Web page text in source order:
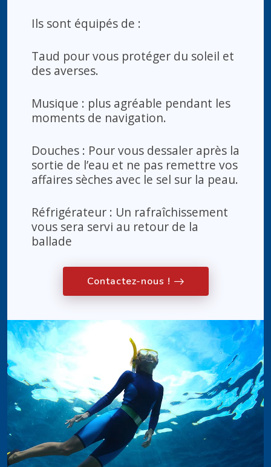
Ils sont équipés de :
Taud pour vous protéger du soleil et
des averses.
Musique : plus agréable pendant les
moments de navigation.
Douches : Pour vous dessaler après la
sortie de l’eau et ne pas remettre vos
affaires sèches avec le sel sur la peau.
Réfrigérateur : Un rafraîchissement
vous sera servi au retour de la
ballade
Contactez-nous !